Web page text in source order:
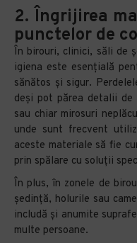
2. Îngrijirea
punctelor de
În birouri, clinici, săli de
igiena este esențială
sănătos și sigur.
deși pot părea detalii de
sau chiar mirosuri
unde sunt frecvent
aceste materiale să fie
prin spălare cu soluții
În plus, în zonele de
ședință, holurile sau
includă și anumite
multe persoane.